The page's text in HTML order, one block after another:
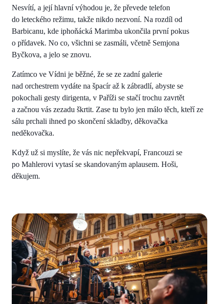
Nesvítí, a její hlavní výhodou je, že převede telefon
do leteckého režimu, takže nikdo nezvoní. Na rozdíl od
Barbicanu, kde iphoňácká Marimba ukončila první pokus
o přídavek. No co, všichni se zasmáli, včetně Semjona
Byčkova, a jelo se znovu.
Zatímco ve Vídni je běžné, že se ze zadní galerie
nad orchestrem vydáte na špacír až k zábradlí, abyste se
pokochali gesty dirigenta, v Paříži se stačí trochu zavrtět
a začnou vás zezadu škrtit. Zase tu bylo jen málo těch, kteří ze
sálu prchali ihned po skončení skladby, děkovačka
neděkovačka.
Když už si myslíte, že vás nic nepřekvapí, Francouzi se
po Mahlerovi vytasí se skandovaným aplausem. Hoši,
děkujem.